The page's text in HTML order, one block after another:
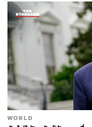
WORLD